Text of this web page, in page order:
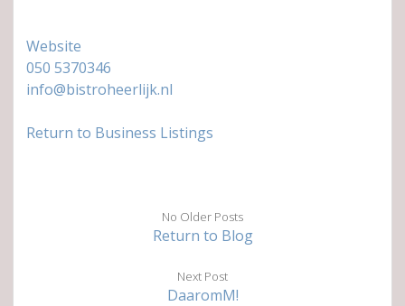
Website
050 5370346
info@bistroheerlijk.nl
Return to Business Listings
No Older Posts
Return to Blog
Next Post
DaaromM!